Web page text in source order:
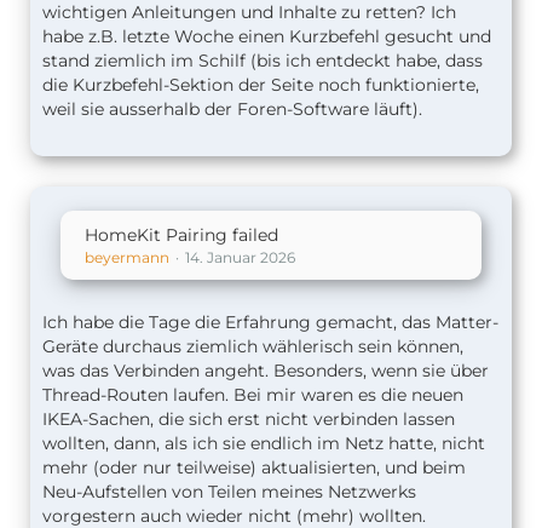
wichtigen Anleitungen und Inhalte zu retten? Ich
habe z.B. letzte Woche einen Kurzbefehl gesucht und
stand ziemlich im Schilf (bis ich entdeckt habe, dass
die Kurzbefehl-Sektion der Seite noch funktionierte,
weil sie ausserhalb der Foren-Software läuft).
HomeKit Pairing failed
beyermann 14. Januar 2026
Ich habe die Tage die Erfahrung gemacht, das Matter-
Geräte durchaus ziemlich wählerisch sein können,
was das Verbinden angeht. Besonders, wenn sie über
Thread-Routen laufen. Bei mir waren es die neuen
IKEA-Sachen, die sich erst nicht verbinden lassen
wollten, dann, als ich sie endlich im Netz hatte, nicht
mehr (oder nur teilweise) aktualisierten, und beim
Neu-Aufstellen von Teilen meines Netzwerks
vorgestern auch wieder nicht (mehr) wollten.